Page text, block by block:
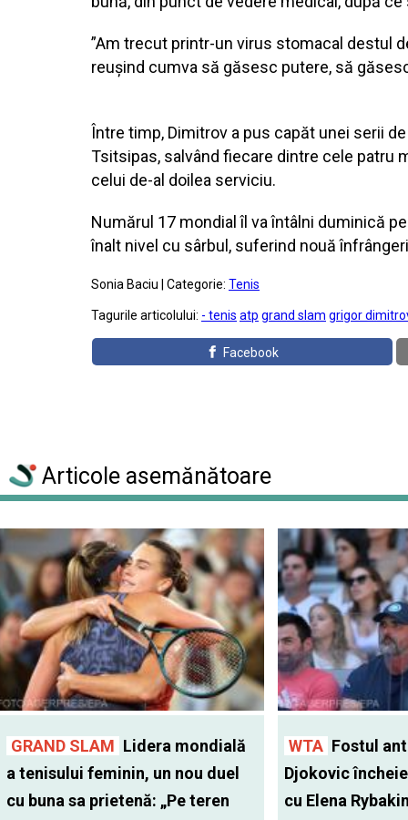
”Am trecut printr-un virus stomacal destul
reușind cumva să găsesc putere, să
Între timp, Dimitrov a pus capăt unei serii
Tsitsipas, salvând fiecare dintre cele patru
celui de-al doilea serviciu.
Numărul 17 mondial îl va întâlni duminică
înalt nivel cu sârbul, suferind nouă
Sonia Baciu | Categorie: Tenis
Tagurile articolului: - tenis atp grand slam grigor
Facebook
Articole asemănătoare
GRAND SLAM Lidera mondială
a tenisului feminin, un nou duel
cu buna sa prietenă: „Pe teren
WTA Fostul
Djokovic
cu Elena